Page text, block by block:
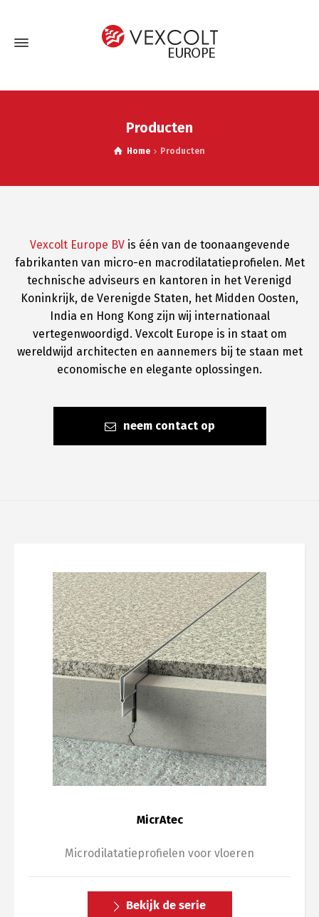
Producten
Home Producten
Vexcolt Europe BVis één van de toonaangevende
fabrikanten van micro-en macrodilatatieprofielen. Met
technische adviseurs en kantoren in het Verenigd
Koninkrijk, de Verenigde Staten, het Midden Oosten,
India en Hong Kong zijn wij internationaal
vertegenwoordigd. Vexcolt Europe is in staat om
wereldwijd architecten en aannemers bij te staan met
economische en elegante oplossingen.
neem contact op
MicrAtec
Microdilatatieprofielen voor vloeren
Bekijk de serie